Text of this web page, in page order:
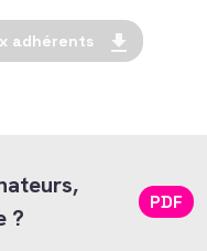
adhérents
?
PDF